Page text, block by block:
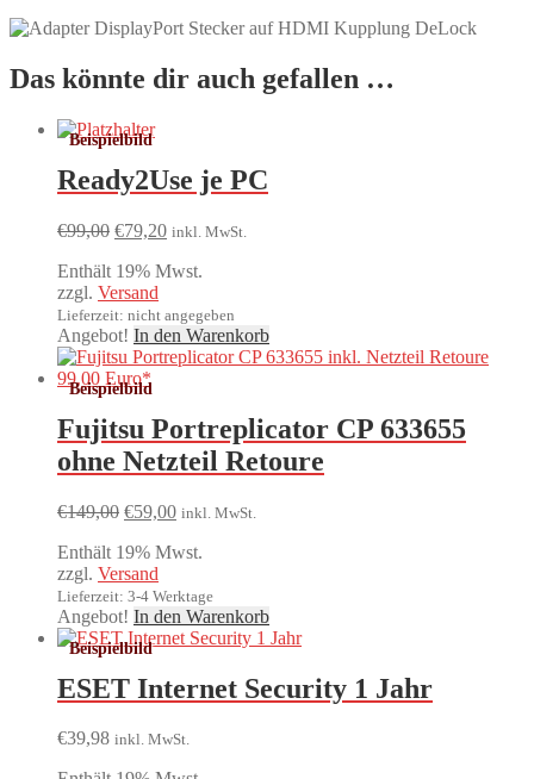
Das könnte dir auch gefallen …
Ready2Use je PC
€99,00 Ursprünglicher
war:
€99,00
€79,20Aktueller
ist:
inkl. MwSt.
Enthält 19% Mwst.
zzgl. Versand
Lieferzeit: nicht angegeben
Angebot! In den Warenkorb
Fujitsu Portreplicator CP 633655
ohne Netzteil Retoure
€149,00 Ursprünglicher
war:
€149,00
€59,00Aktueller
ist:
inkl. MwSt.
Enthält 19% Mwst.
zzgl. Versand
Lieferzeit: 3-4 Werktage
Angebot! In den Warenkorb
ESET Internet Security 1 Jahr
€39,98 inkl. MwSt.